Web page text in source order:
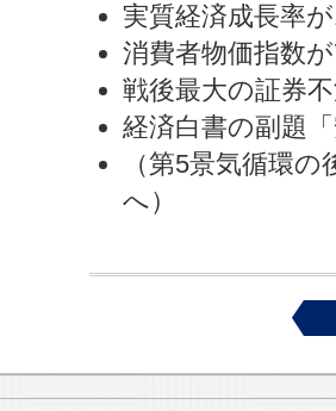
実質経済成長率
消費者物価指数
戦後最大の証券
経済白書の副題
（第5景気循環
へ）